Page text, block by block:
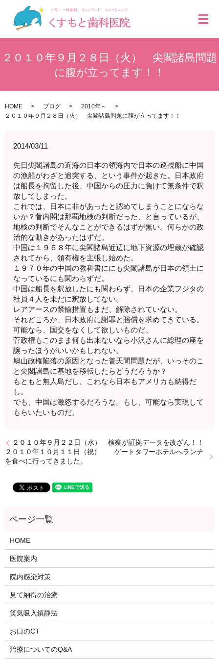
メ
２０１０年９月２８日（火） 尖閣諸島問題
に腹が立ってます！！
HOME ブログ
2010年～
２０１０年９月２８日（火） 尖閣諸島問題に腹が立ってます！！
2014/03/11
先日尖閣諸島の近海の日本の領海内で日本の巡視船に中国
の漁船がわざと追突する、という事件が起きた。日本政府
は船長を拘留した後、中国からの圧力に負けて無条件で釈
放してしまった。
これでは、日本に非があったと認めてしまうことにならな
いか？菅内閣は那覇地検の判断だった、と言っているが、
地検の判断でそんなことができるはずが無い。何らかの政
治的な動きがあったはずだ。
中国は１９６８年に尖閣諸島近辺に地下資源の埋蔵が確認
されてから、領有権を主張し始めた。
１９７０年の中国の教科書ににも尖閣諸島が日本の領土に
なっているにも関わらずだ。
中国は船長を釈放したにも関わらず、日本の企業フジタの
社員４人を未だに釈放してない。
レアアースの禁輸措置もまだ、解除されていない。
それどころか、日本政府に謝罪と賠償を求めてきている。
可能なら、国交をなくして欲しいものだ。
菅政権もこのまま何も出来ないなら小沢さんに総理の座を
譲ったほうがいいかもしれない。
鳩山政権陥落の原因となった普天間問題だが、いっそのこ
と尖閣諸島に基地を移転したらどうだろうか？
もともと無人島だし、これなら日本もアメリカも納得だ
し。
でも、中国は激怒するだろうな。もし、可能なら実現して
もらいたいものだ。
２０１０年９月２２日（水） 検察が証拠データを改ざん！！
２０１０年１０月１１日（祝） ゲートタワーホテルへランチ
を食べに行ってきました。
HOME
医院案内
院内感染対策
見て納得の治療
笑気吸入鎮静法
お口のCT
治療についてのQ&A